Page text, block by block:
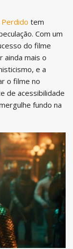
Perdido tem
Com um
do filme
ainda mais o
e a
o filme no
de acessibilidade
fundo na